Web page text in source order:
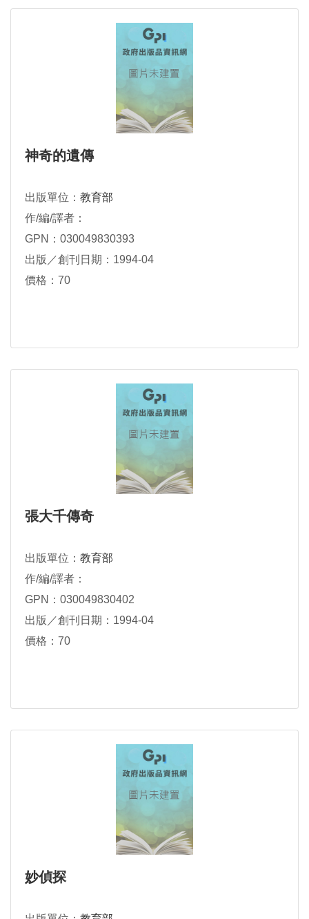
神奇的遺傳
出版單位： 教育部
作/編/譯者：
GPN：030049830393
出版／創刊日期：1994-04
價格：70
張大千傳奇
出版單位： 教育部
作/編/譯者：
GPN：030049830402
出版／創刊日期：1994-04
價格：70
妙偵探